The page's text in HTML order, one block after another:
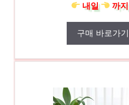
내일
까지
구매 바로가기